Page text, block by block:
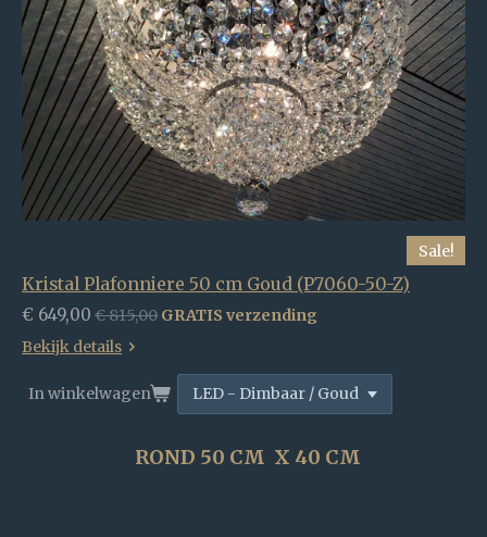
Sale!
Kristal Plafonniere 50 cm Goud (P7060-50-Z)
€ 649,00 € 815,00 GRATIS verzending
Bekijk details
In winkelwagen
ROND 50 CM X 40 CM